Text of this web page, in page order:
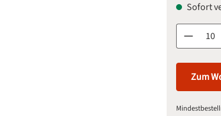
Sofort
Produkt
Zum